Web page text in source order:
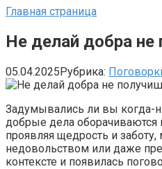
Главная страница
Не делай добра не
05.04.2025Рубрика:
Задумывались ли вы когда-
добрые дела оборачиваются
проявляя щедрость и
недовольством или даже
контексте и появилась